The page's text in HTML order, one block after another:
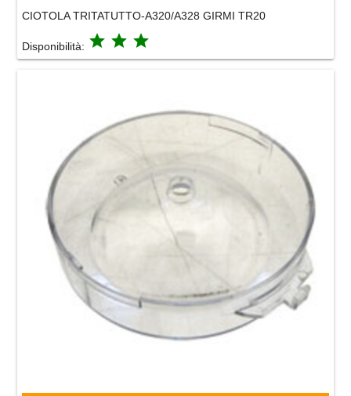
CIOTOLA TRITATUTTO-A320/A328 GIRMI TR20
Disponibilità: grade grade grade